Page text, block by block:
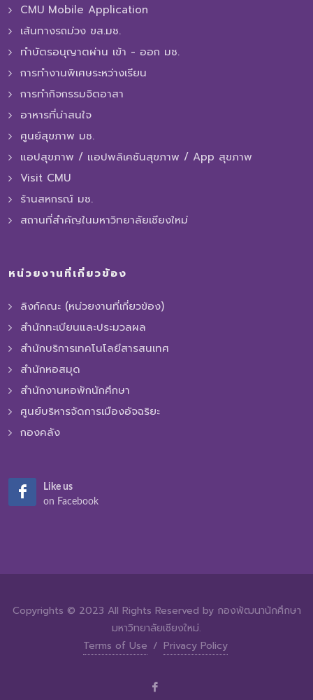
CMU Mobile Application
เส้นทางรถม่วง ขส.มช.
ทำบัตรอนุญาตผ่าน เข้า - ออก มช.
การทํางานพิเศษระหว่างเรียน
การทำกิจกรรมจิตอาสา
อาหารที่น่าสนใจ
ศูนย์สุขภาพ มช.
แอปสุขภาพ / แอปพลิเคชันสุขภาพ / App สุขภาพ
Visit CMU
ร้านสหกรณ์ มช.
สถานที่สำคัญในมหาวิทยาลัยเชียงใหม่
หน่วยงานที่เกี่ยวข้อง
ลิงก์คณะ (หน่วยงานที่เกี่ยวข้อง)
สำนักทะเบียนและประมวลผล
สำนักบริการเทคโนโลยีสารสนเทศ
สำนักหอสมุด
สำนักงานหอพักนักศึกษา
ศูนย์บริหารจัดการเมืองอัจฉริยะ
กองคลัง
Like us
on Facebook
Copyrights © 2023 All Rights Reserved by กองพัฒนานักศึกษา
มหาวิทยาลัยเชียงใหม่.
Terms of Use / Privacy Policy